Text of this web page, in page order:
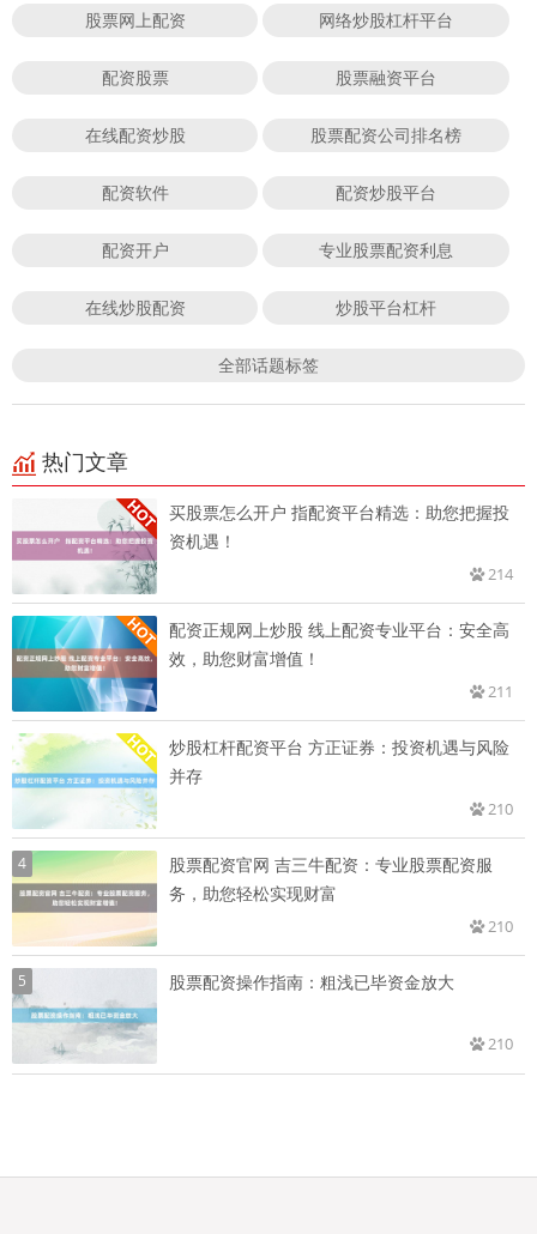
股票网上配资 网络炒股杠杆平台
配资股票 股票融资平台
在线配资炒股 股票配资公司排名榜
配资软件 配资炒股平台
配资开户 专业股票配资利息
在线炒股配资 炒股平台杠杆
全部话题标签
热门文章
买股票怎么开户 指配资平台精选：助您把握投
资机遇！
214
配资正规网上炒股 线上配资专业平台：安全高
效，助您财富增值！
211
炒股杠杆配资平台 方正证券：投资机遇与风险
并存
210
4
股票配资官网 吉三牛配资：专业股票配资服
务，助您轻松实现财富
210
5 股票配资操作指南：粗浅已毕资金放大
210